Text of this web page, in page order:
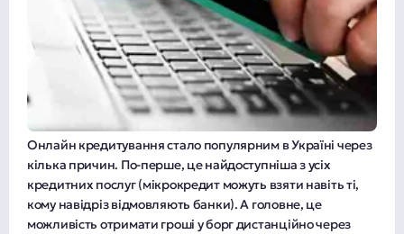
Онлайн кредитування стало популярним в Україні через
кілька причин. По-перше, це найдоступніша з усіх
кредитних послуг (мікрокредит можуть взяти навіть ті,
кому навідріз відмовляють банки). А головне, це
можливість отримати гроші у борг дистанційно через